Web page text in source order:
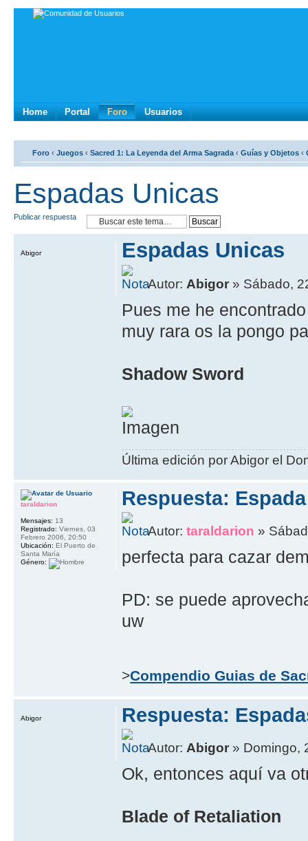
Home Portal Foro Usuarios
Foro ‹ Juegos ‹ Sacred 1: La Leyenda del Arma Sagrada ‹ Guí­as y Objetos ‹
Espadas Unicas
Publicar respuesta
Espadas Unicas
Autor: Abigor » Sábado,
Pues me he
muy rara os la pongo
Shadow Sword
Última edición por Abigor el
Abigor
Respuesta:
Autor:taraldarion »
perfecta para cazar
PD: se puede
uw
>Compendio Guias de
taraldarion
Mensajes: 13
Registrado: Viernes, 03
Febrero 2006, 20:50
Ubicación: El Puerto de
Santa María
Género:
Respuesta:
Autor:Abigor » Domingo,
Ok, entonces aquí­ va
Blade of Retaliation
Abigor